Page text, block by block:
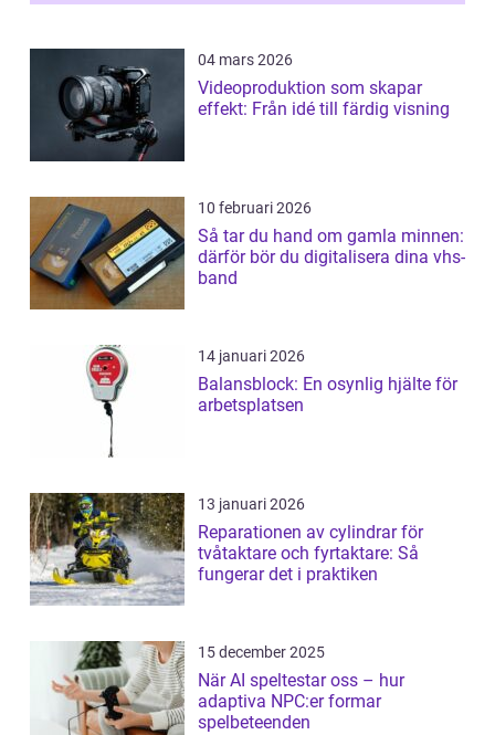
04 mars 2026
Videoproduktion som skapar
effekt: Från idé till färdig visning
10 februari 2026
Så tar du hand om gamla minnen:
därför bör du digitalisera dina vhs-
band
14 januari 2026
Balansblock: En osynlig hjälte för
arbetsplatsen
13 januari 2026
Reparationen av cylindrar för
tvåtaktare och fyrtaktare: Så
fungerar det i praktiken
15 december 2025
När AI speltestar oss – hur
adaptiva NPC:er formar
spelbeteenden